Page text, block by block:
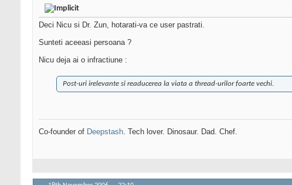
Deci Nicu si Dr. Zun, hotarati-va ce user pastrati.
Sunteti aceeasi persoana ?
Nicu deja ai o infractiune :
Post-uri irelevante si readucerea la viata a thread-urilor foarte vechi.
Co-founder of Deepstash. Tech lover. Dinosaur. Dad. Chef.